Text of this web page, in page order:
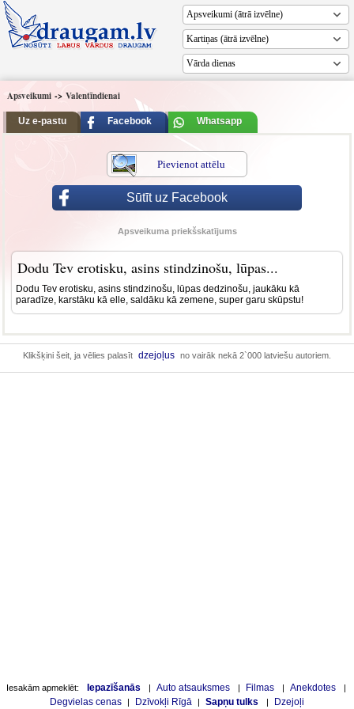
Vārda dienas
Apsveikumi -> Valentīndienai
Uz e-pastu Facebook Whatsapp
Pievienot attēlu
Sūtīt uz Facebook
Apsveikuma priekšskatījums
Dodu Tev erotisku, asins stindzinošu, lūpas...
Dodu Tev erotisku, asins stindzinošu, lūpas dedzinošu, jaukāku kā
paradīze, karstāku kā elle, saldāku kā zemene, super garu skūpstu!
Klikšķini šeit, ja vēlies palasīt dzejoļus no vairāk nekā 2`000 latviešu autoriem.
Iesakām apmeklēt: Iepazīšanās | Auto atsauksmes | Filmas | Anekdotes |
Degvielas cenas | Dzīvokļi Rīgā | Sapņu tulks | Dzejoļi